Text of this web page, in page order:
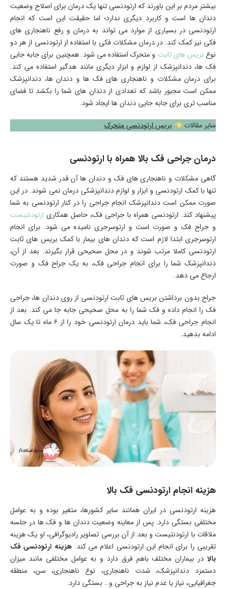
بیشتر مردم بر این باورند که ارتودنسی تنها یک درمان برای اصلاح وضعیت
دندان ها است و کاربرد دیگری ندارد؛ اما حقیقت این است که انجام
ارتودنسی در بسیاری از موارد می تواند به درمان و رفع ناهنجاری های
فکی نیز کمک کند. در درمان مشکلات فکی با استفاده از ارتودنسی از هر دو
نوع بریس های ثابت و متحرک استفاده می شود. همچنین برای جابه‌ جایی
فک ها، دندانپزشک از لوازم و ابزار دیگری مانند هدگیر استفاده می کند.
برای درمان مشکلات و ناهنجاری های فک ها و دندان ها، دندانپزشک
ممکن است مجبور باشد که تعدادی از دندان های شما را بکشد تا فضای
مناسب تری برای جابه‌ جایی دندان ها ایجاد شود.
سایر مقالات
بریس ارتودنسی متحرک
درمان جراحی فک بالا همراه با ارتودنسی
گاهی مشکلات و ناهنجاری های فک و دندان ها آن قدر شدید هستند که
تنها با کمک ارتودنسی و ابزار و لوازم دندانپزشکی درمان نمی شوند. در این
صورت ممکن است دندانپزشک انجام جراحی را در کنار ارتودنسی به شما
پیشنهاد کند. ارتودنسی همراه با جراحی فک، حاصل همکاری ارتودنتیست
و جراح فک و صورت است و ارتوسرجری نامیده می شود. برای انجام
ارتوسرجری ابتدا لازم است که دندان های بیمار با کمک بریس های ثابت
ارتودنسی کاملا مرتب شوند و در محل صحیحی قرار بگیرند. بعد از آن،
دندانپزشک شما را برای انجام جراحی فک، به یک جراح فک و صورت
ارجاع می دهد.
جراح بدون برداشتن بریس های ثابت ارتودنسی از روی دندان ها، جراحی
فک را انجام داده و فک شما را به محل صحیحی جابه‌ جا می کند. بعد از
انجام جراحی فک، شما باید درمان ارتودنسی خود را از ۶ ماه تا یک سال
ادامه بدهید.
هزینه انجام ارتودنسی فک بالا
هزینه ارتودنسی در ایران همانند سایر کشورها، متغیر بوده و به عوامل
مختلفی بستگی دارد. پس از معاینه وضعیت دندان ها و فک ها در جلسه
ملاقات با ارتودنتیست و بعد از آن بررسی تصاویر رادیوگرافی، او یک هزینه
تقریبی را برای انجام این ارتودنسی اعلام می کند. هزینه ارتودنسی فک
بالا در بیماران مختلف باهم فرق دارد و به عوامل مختلفی مانند میزان
دستمزد دندانپزشک، شدت ناهنجاری، نوع ناهنجاری، سن، منطقه
جغرافیایی، نیاز یا عدم نیاز به جراحی و… بستگی دارد.